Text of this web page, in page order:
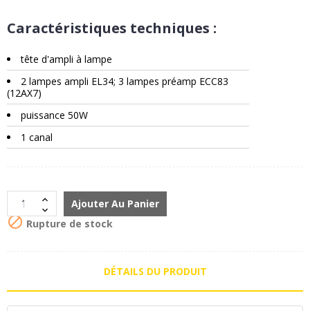
Caractéristiques techniques :
tête d'ampli à lampe
2 lampes ampli EL34; 3 lampes préamp ECC83
(12AX7)
puissance 50W
1 canal
Ajouter Au Panier
 Rupture de stock
DÉTAILS DU PRODUIT